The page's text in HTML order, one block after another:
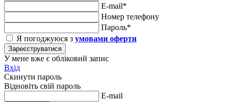
E-mail*
Номер телефону
Пароль*
Я погоджуюся з умовами оферти
Зареєструватися
У мене вже є обліковий запис
Вхід
Скинути пароль
Відновіть свій пароль
E-mail